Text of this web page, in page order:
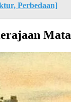
Perbedaan]